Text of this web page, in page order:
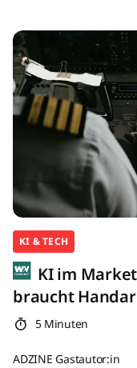
KI & TECH
KI im
braucht
5 Minuten
ADZINE Gastautor:in